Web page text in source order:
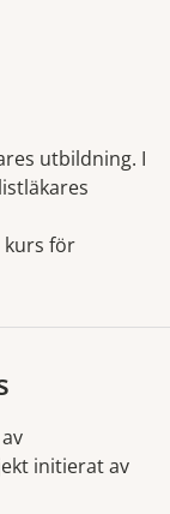
utbildning. I
kurs för
initierat av